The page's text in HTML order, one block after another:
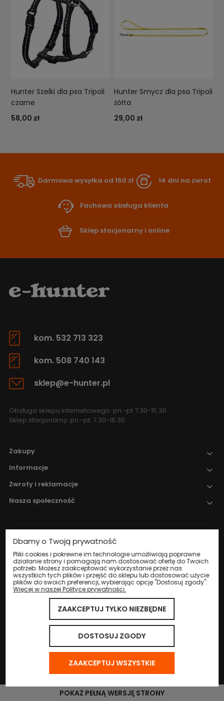
Hunter Szelki dla psa Tripoli
czarne
58,00 zł
Hunter Smycz dla psa Tripoli
żółta
29,00 zł
Darmowa wysyłka od 150 zł 14 dni na zwrot
Fachowa obsługa klienta
Sklep stacjonarny i online
kom. 532 713 323
kom. 508 740 143
sklep@e-hunter.pl
Obsługa sklepu internetowego: pn.-pt 7.30-15.30
Sklep stacjonarny: pn.-pt. 7.30-15.30
Zakupy
Informacje
Zwroty i reklamacje
Nasza społeczność
Nadzór nad obrotem produktami
leczniczymi weterynaryjnymi sprawuje
Wojewódzki Inspektorat Weterynarii w
Katowicach.
© 2024 Eco Life Group. Wszystkie prawa zastrzeżone.
POKAŻ PEŁNĄ WERSJĘ STRONY
Dbamy o Twoją prywatność
Pliki cookies i pokrewne im technologie umożliwiają poprawne
działanie strony i pomagają nam dostosować ofertę do Twoich
potrzeb. Możesz zaakceptować wykorzystanie przez nas
wszystkich tych plików i przejść do sklepu lub dostosować użycie
plików do swoich preferencji, wybierając opcję "Dostosuj zgody".
Więcej w naszej Polityce prywatności.
ZAAKCEPTUJ TYLKO NIEZBĘDNE
DOSTOSUJ ZGODY
ZAAKCEPTUJ WSZYSTKIE